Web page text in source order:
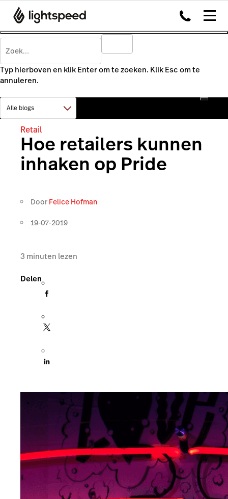
Typ hierboven en klik Enter om te zoeken. Klik Esc om te
annuleren.
Retail
Hoe retailers kunnen
inhaken op Pride
Door Felice Hofman
19-07-2019
3 minuten lezen
Delen